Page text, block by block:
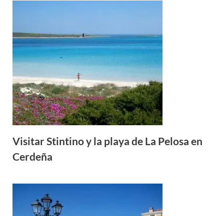
Visitar Stintino y la playa de La Pelosa en
Cerdeña